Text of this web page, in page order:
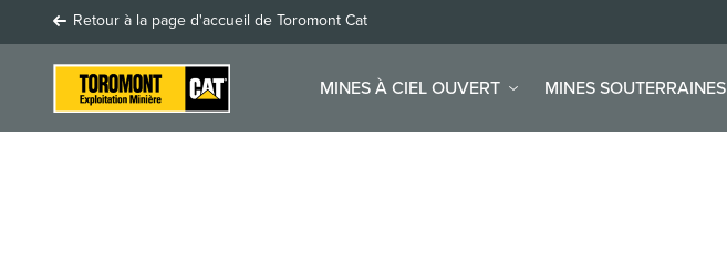
Retour à la page d'accueil de Toromont Cat
MINES À CIEL OUVERT MINES SOUTERRAINES